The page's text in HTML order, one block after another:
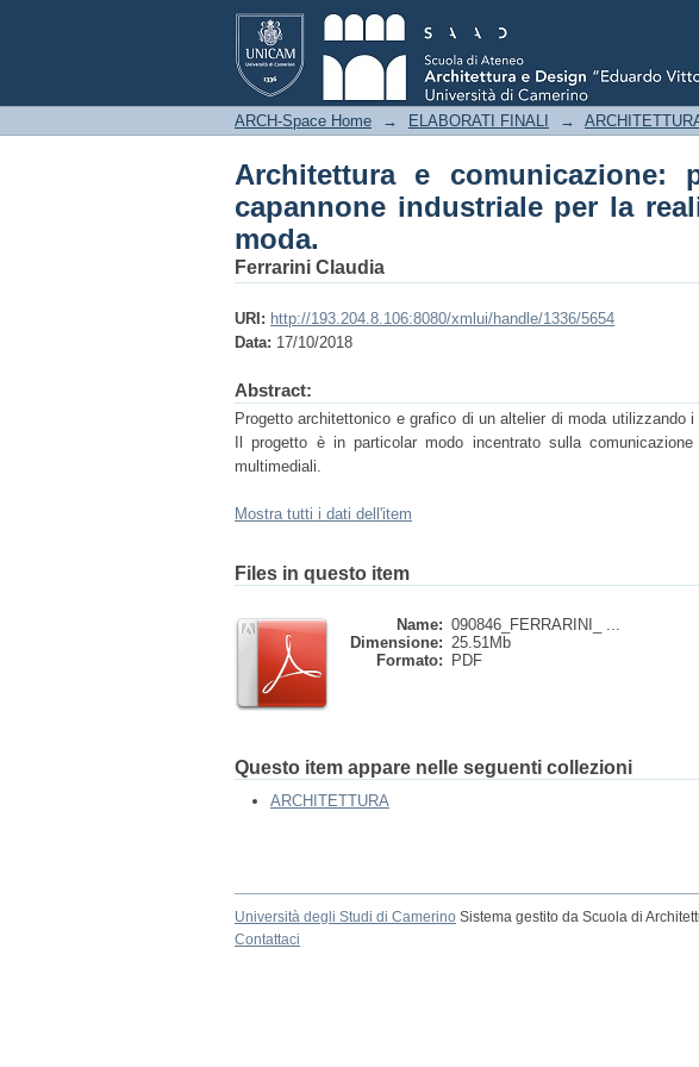
Architettura e comunicazione:
realizzazione di un atelier di moda.
ARCH-Space Home → ELABORATI FINALI →
Architettura e
capannone industriale per la
moda.
Ferrarini Claudia
URI: http://193.204.8.106:8080/xmlui/handle/1336/5654
Data: 17/10/2018
Abstract:
Progetto architettonico e grafico di un altelier di moda utilizzando
Il progetto è in particolar modo incentrato sulla
multimediali.
Mostra tutti i dati dell'item
Files in questo item
Name: 090846_FERRARINI_ ...
Dimensione: 25.51Mb
Formato:
PDF
Questo item appare nelle seguenti collezioni
ARCHITETTURA
Università degli Studi di Camerino Sistema gestito da Scuola di
Contattaci